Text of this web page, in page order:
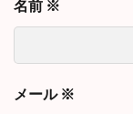
名前 ※
メール ※